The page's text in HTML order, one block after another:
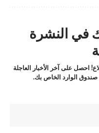
في النشرة
احصل على آخر الأخبار العاجلة
الوارد الخاص بك.